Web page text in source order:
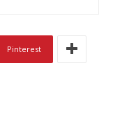
Pinterest